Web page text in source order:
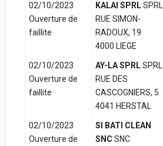
02/10/2023
Ouverture de
faillite
KALAI SPRLSPRL
RUE SIMON-
RADOUX, 19
4000 LIEGE
02/10/2023
Ouverture de
faillite
AY-LA SPRLSPRL
RUE DES
CASCOGNIERS, 5
4041 HERSTAL
02/10/2023
Ouverture de
SI BATI CLEAN
SNC SNC